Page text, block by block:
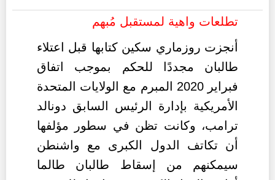
تطلعات واهية لمستقبل مُبهم
أنجزت روزماري سكين كتابها قبل اعتلاء
طالبان مجددًا للحكم بموجب اتفاق
فبراير 2020 المبرم مع الولايات المتحدة
الأمريكية بإدارة الرئيس السابق دونالد
ترامب، وكانت تظن في سطور مؤلفها
أن تكاتف الدول الكبرى مع واشنطن
سيمكنهم من إسقاط طالبان طالما